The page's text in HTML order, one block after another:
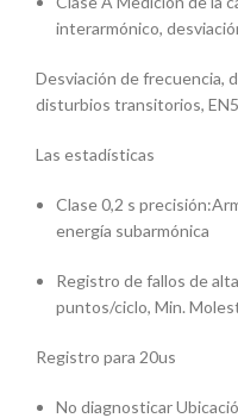
interarmónico,
Desviación de frecuencia,
disturbios transitorios,
Las estadísticas
Clase 0,2 s
energía subarmónica
Registro de fallos de
puntos/ciclo, Min.
Registro para 20us
No diagnosticar